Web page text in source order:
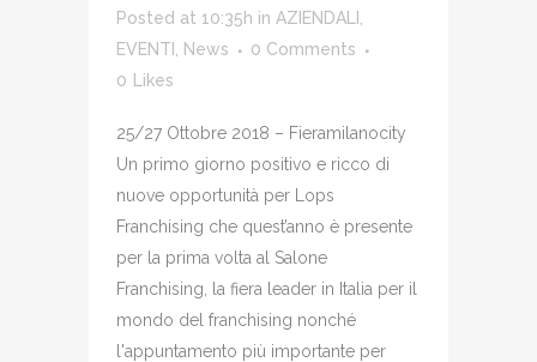
Posted at 10:35h in AZIENDALI
EVENTI
News
0 Comments
0
Likes
25/27 Ottobre 2018 – Fieramilanocity
Un primo giorno positivo e ricco di
nuove opportunità per Lops
Franchising che quest’anno è presente
per la prima volta al Salone
Franchising, la fiera leader in Italia per il
mondo del franchising nonché
l'appuntamento più importante per